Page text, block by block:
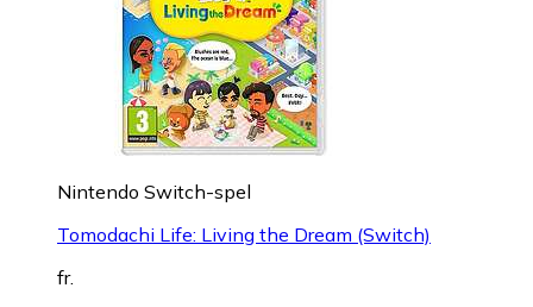
Nintendo Switch-spel
Tomodachi Life: Living the Dream (Switch)
fr.